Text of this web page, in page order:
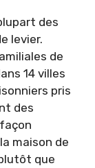
des
levier.
de
14 villes
pris
des
maison de
que